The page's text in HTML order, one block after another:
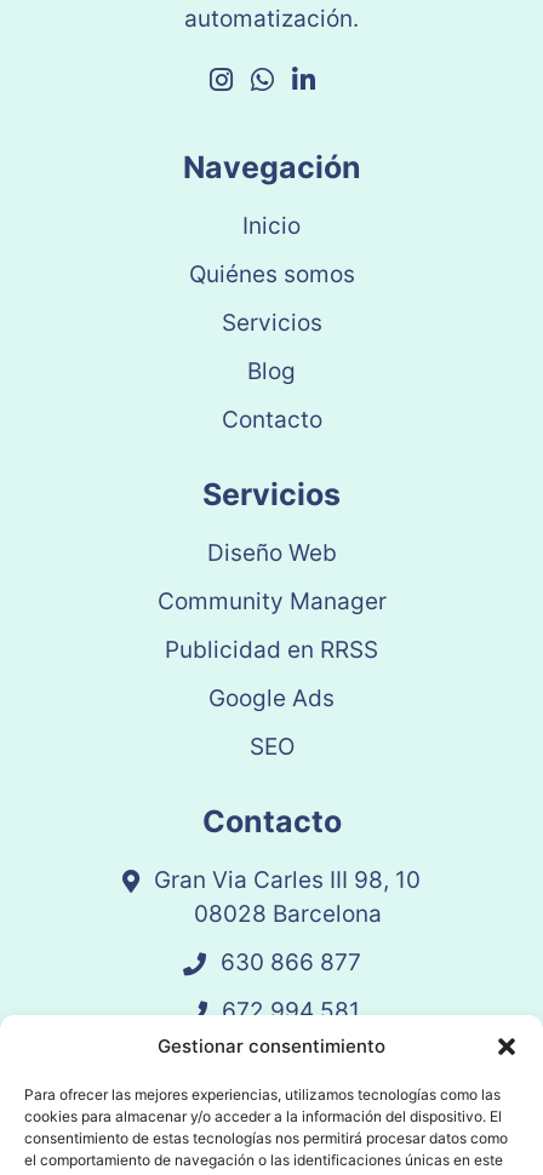
Gestionar consentimiento
Para ofrecer las mejores experiencias, utilizamos tecnologías como las
cookies para almacenar y/o acceder a la información del dispositivo. El
consentimiento de estas tecnologías nos permitirá procesar datos como
el comportamiento de navegación o las identificaciones únicas en este
automatización.
Navegación
Inicio
Quiénes somos
Servicios
Blog
Contacto
Servicios
Diseño Web
Community Manager
Publicidad en RRSS
Google Ads
SEO
Contacto
Gran Via Carles III 98, 10
08028 Barcelona
630 866 877
672 994 581
vandelay@vandelay.es
Agendar Llamada